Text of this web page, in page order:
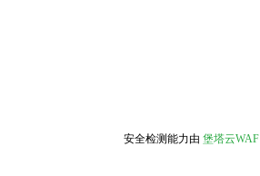
安全检测能力由 堡塔云WAF